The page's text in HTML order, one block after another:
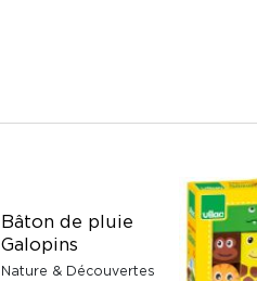
Bâton de pluie
Galopins
Nature & Découvertes